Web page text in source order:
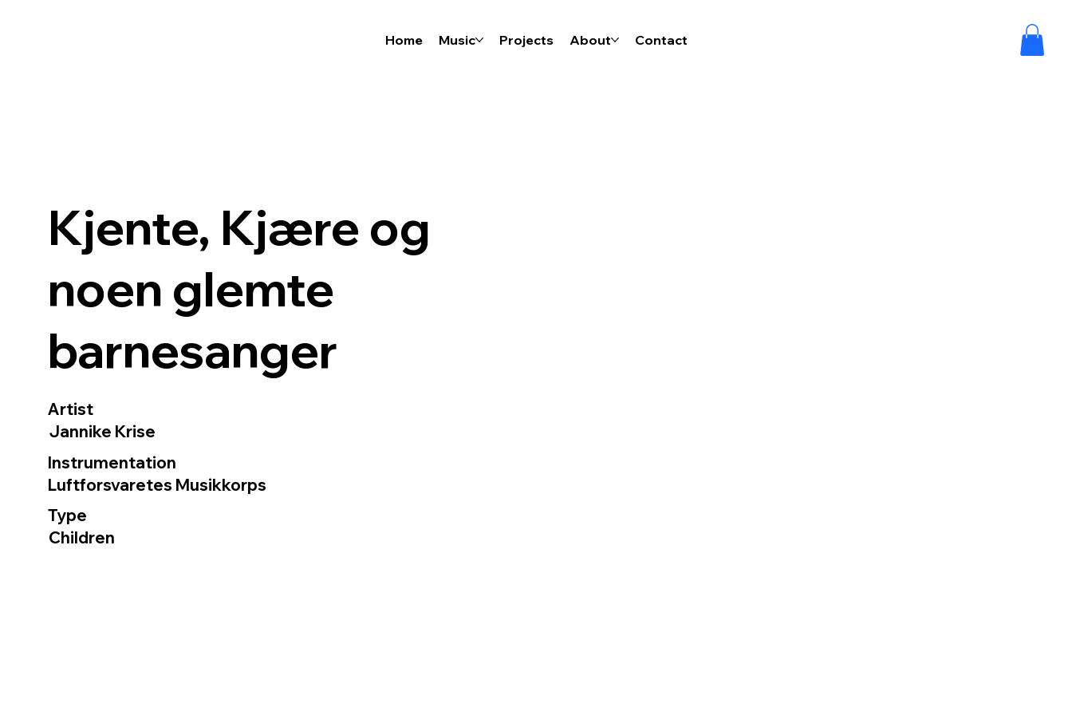
Home Music Projects About Contact
Kjente, Kjære og
noen glemte
barnesanger
Artist
Jannike Krise
Instrumentation
Luftforsvaretes Musikkorps
Type
Children